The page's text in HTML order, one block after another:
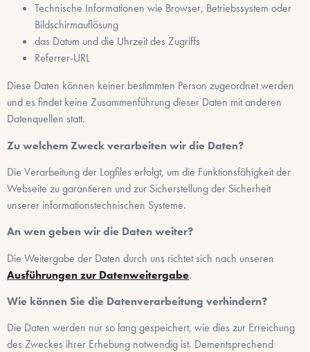
Technische Informationen wie Browser, Betriebssystem oder
Bildschirmauflösung
das Datum und die Uhrzeit des Zugriffs
Referrer-URL
Diese Daten können keiner bestimmten Person zugeordnet werden
und es findet keine Zusammenführung dieser Daten mit anderen
Datenquellen statt.
Zu welchem Zweck verarbeiten wir die Daten?
Die Verarbeitung der Logfiles erfolgt, um die Funktionsfähigkeit der
Webseite zu garantieren und zur Sicherstellung der Sicherheit
unserer informationstechnischen Systeme.
An wen geben wir die Daten weiter?
Die Weitergabe der Daten durch uns richtet sich nach unseren
Ausführungen zur Datenweitergabe.
Wie können Sie die Datenverarbeitung verhindern?
Die Daten werden nur so lang gespeichert, wie dies zur Erreichung
des Zweckes ihrer Erhebung notwendig ist. Dementsprechend